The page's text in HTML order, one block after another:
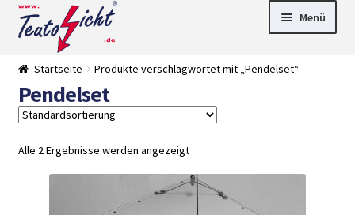
Zur
Navigation
springen
Springe
zum
Menü
► LED Panel
►
►
Startseite Produkte verschlagwortet mit „Pendelset“
Pendelset
Alle 2 Ergebnisse werden angezeigt